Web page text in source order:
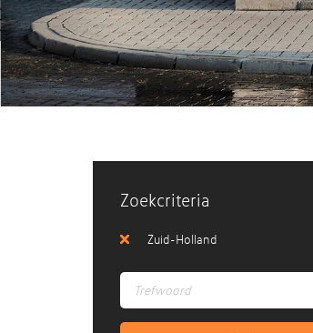
Zoekcriteria
Zuid-Holland